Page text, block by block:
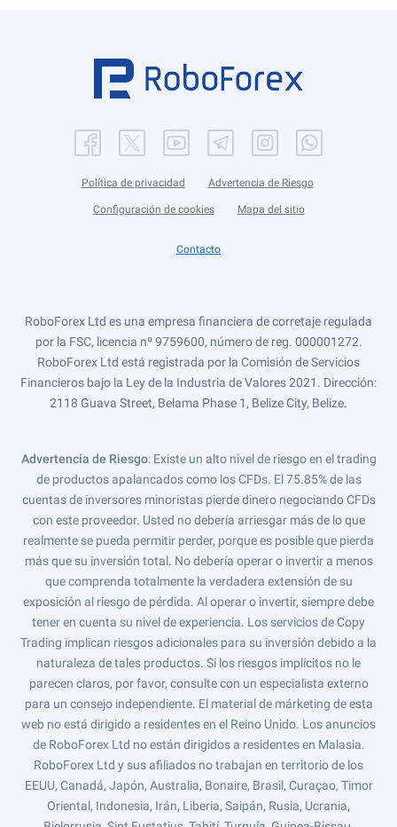
Política de privacidad Advertencia de Riesgo
Configuración de cookies Mapa del sitio
Contacto
RoboForex Ltd es una empresa financiera de corretaje regulada
por la FSC, licencia nº 9759600, número de reg. 000001272.
RoboForex Ltd está registrada por la Comisión de Servicios
Financieros bajo la Ley de la Industria de Valores 2021. Dirección:
2118 Guava Street, Belama Phase 1, Belize City, Belize.
Advertencia de Riesgo: Existe un alto nivel de riesgo en el trading
de productos apalancados como los CFDs. El 75.85% de las
cuentas de inversores minoristas pierde dinero negociando CFDs
con este proveedor. Usted no debería arriesgar más de lo que
realmente se pueda permitir perder, porque es posible que pierda
más que su inversión total. No debería operar o invertir a menos
que comprenda totalmente la verdadera extensión de su
exposición al riesgo de pérdida. Al operar o invertir, siempre debe
tener en cuenta su nivel de experiencia. Los servicios de Copy
Trading implican riesgos adicionales para su inversión debido a la
naturaleza de tales productos. Si los riesgos implícitos no le
parecen claros, por favor, consulte con un especialista externo
para un consejo independiente. El material de márketing de esta
web no está dirigido a residentes en el Reino Unido. Los anuncios
de RoboForex Ltd no están dirigidos a residentes en Malasia.
RoboForex Ltd y sus afiliados no trabajan en territorio de los
EEUU, Canadá, Japón, Australia, Bonaire, Brasil, Curaçao, Timor
Oriental, Indonesia, Irán, Liberia, Saipán, Rusia, Ucrania,